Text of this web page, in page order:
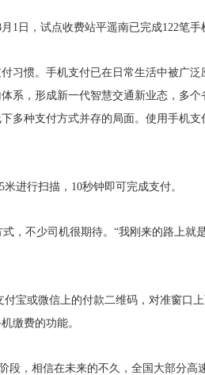
，试点收费站平遥南已完成122笔手
惯。手机支付已在日常生活中被广
系，形成新一代智慧交通新业态，多
多种支付方式并存的局面。使用手机
进行扫描，10秒钟即可完成支付。
不少司机很期待。“我刚来的路上就
或微信上的付款二维码，对准窗口
缴费的功能。
相信在未来的不久，全国大部分高